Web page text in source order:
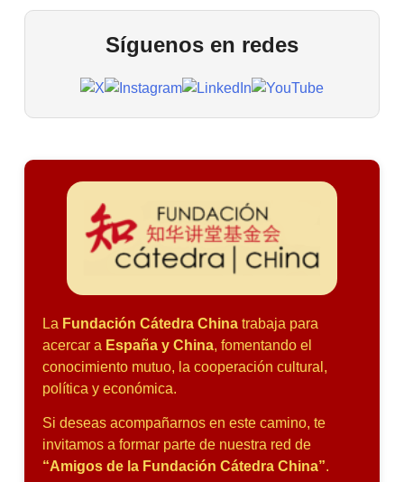
Síguenos en redes
La Fundación Cátedra China trabaja para
acercar a España y China, fomentando el
conocimiento mutuo, la cooperación cultural,
política y económica.
Si deseas acompañarnos en este camino, te
invitamos a formar parte de nuestra red de
“Amigos de la Fundación Cátedra China”.